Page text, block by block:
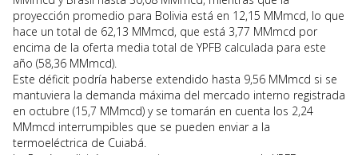
proyección promedio para Bolivia está en 12,15 MMmcd, lo que
hace un total de 62,13 MMmcd, que está 3,77 MMmcd por
encima de la oferta media total de YPFB calculada para este
año (58,36 MMmcd).
Este déficit podría haberse extendido hasta 9,56 MMmcd si se
mantuviera la demanda máxima del mercado interno registrada
en octubre (15,7 MMmcd) y se tomarán en cuenta los 2,24
MMmcd interrumpibles que se pueden enviar a la
termoeléctrica de Cuiabá.